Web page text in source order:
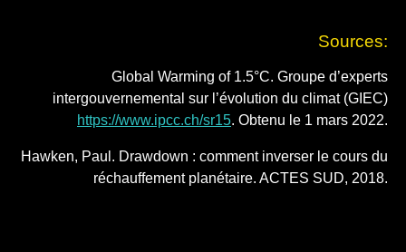
Sources:
Global Warming of 1.5°C. Groupe d’experts
intergouvernemental sur l’évolution du climat (GIEC)
https://www.ipcc.ch/sr15. Obtenu le 1 mars 2022.
Hawken, Paul. Drawdown : comment inverser le cours du
réchauffement planétaire. ACTES SUD, 2018.